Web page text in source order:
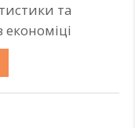
та